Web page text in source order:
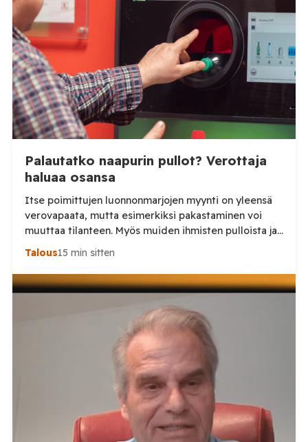
Palautatko naapurin pullot? Verottaja
haluaa osansa
Itse poimittujen luonnonmarjojen myynti on yleensä
verovapaata, mutta esimerkiksi pakastaminen voi
muuttaa tilanteen. Myös muiden ihmisten pulloista ja
tölkeistä saadut panttirahat ovat veronalaista
marjastuskauden ollessa parhaimmillaan moni
suomalainen hankkii lisätuloja myymällä itse
poimimiaan marjoja tai palauttamalla pulloja ja
tölkkejä. Keskuskauppakamarin mukaan näihin
liittyvät verosäännöt eivät kuitenkaan ole kaikille
tuttuja. Tilaa Posi […]
Talous15 min sitten